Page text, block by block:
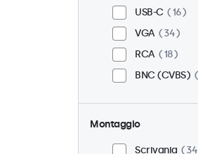
USB-C
16
VGA
34
RCA
18
BNC (CVBS)
Montaggio
Scrivania
34